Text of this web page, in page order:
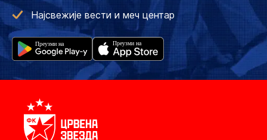
Најсвежије вести и меч центар